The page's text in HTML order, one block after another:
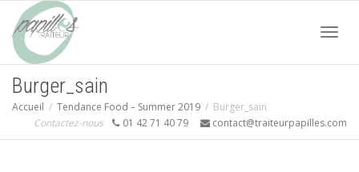
Burger_sain
Accueil Tendance Food – Summer 2019
Burger_sain
Contactez-nous
01 42 71 40 79 contact@traiteurpapilles.com